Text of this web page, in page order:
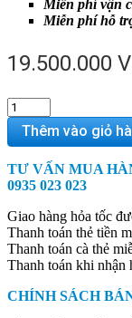
Miễn phí vận
Miễn phí hỗ
19.500.000
Macbook
MJLT2
2015/15
-
(Core
16GB/SSD
512GB)
-
98%
Thêm vào giỏ
TƯ VẤN MUA
0935 023 023
Giao hàng hỏa tốc
Thanh toán thẻ tiền
Thanh toán cà thẻ
Thanh toán khi nhận
CHÍNH SÁCH